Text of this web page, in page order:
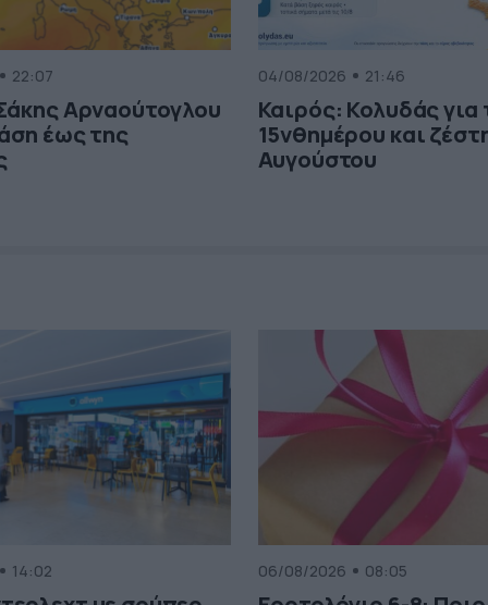
22:07
Αρναούτογλου
έως της
04/08/2026 21:46
Καιρός: Κολυδάς για
15νθημέρου και
Αυγούστου
14:02 06/08/2026 08:05